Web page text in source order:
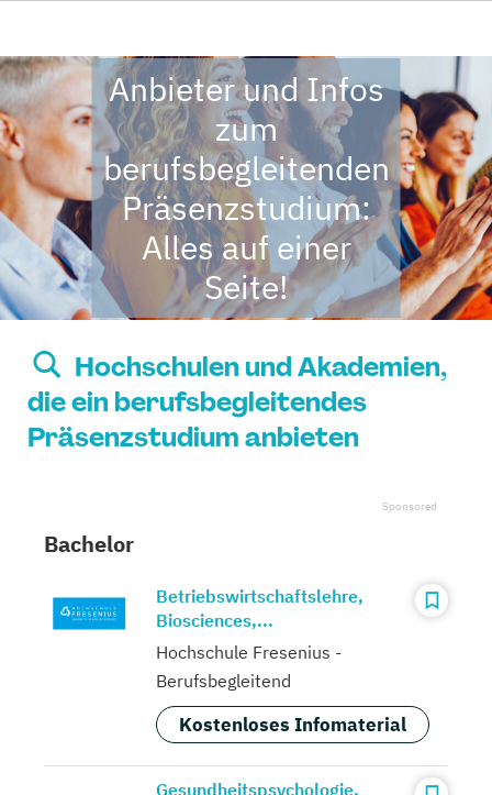
Anbieter und Infos
zum
berufsbegleitenden
Präsenzstudium:
Alles auf einer
Seite!
Hochschulen und Akademien,
die ein berufsbegleitendes
Präsenzstudium anbieten
Bachelor
Betriebswirtschaftslehre,
Biosciences,...
Hochschule Fresenius -
Berufsbegleitend
Kostenloses Infomaterial
Gesundheitspsychologie,